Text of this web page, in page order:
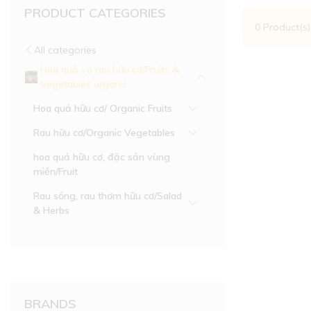
PRODUCT CATEGORIES
All categories
Hoa quả và rau hữu cơ/Fruits &
Vegetables organic
Hoa quả hữu cơ/ Organic Fruits
Rau hữu cơ/Organic Vegetables
hoa quả hữu cơ, đặc sản vùng
miền/Fruit
Rau sống, rau thơm hữu cơ/Salad
& Herbs
BRANDS
0